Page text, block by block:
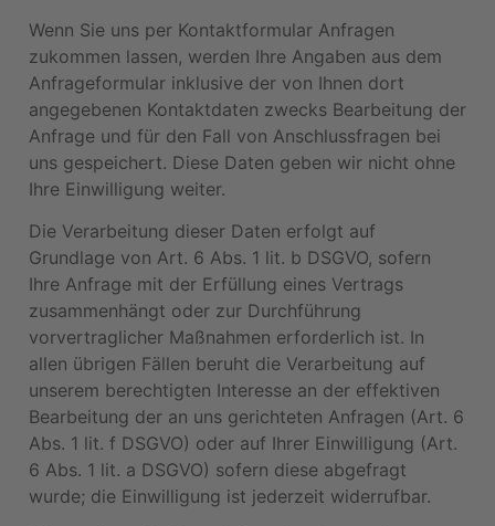
Wenn Sie uns per Kontaktformular Anfragen
zukommen lassen, werden Ihre Angaben aus dem
Anfrageformular inklusive der von Ihnen dort
angegebenen Kontaktdaten zwecks Bearbeitung der
Anfrage und für den Fall von Anschlussfragen bei
uns gespeichert. Diese Daten geben wir nicht ohne
Ihre Einwilligung weiter.
Die Verarbeitung dieser Daten erfolgt auf
Grundlage von Art. 6 Abs. 1 lit. b DSGVO, sofern
Ihre Anfrage mit der Erfüllung eines Vertrags
zusammenhängt oder zur Durchführung
vorvertraglicher Maßnahmen erforderlich ist. In
allen übrigen Fällen beruht die Verarbeitung auf
unserem berechtigten Interesse an der effektiven
Bearbeitung der an uns gerichteten Anfragen (Art. 6
Abs. 1 lit. f DSGVO) oder auf Ihrer Einwilligung (Art.
6 Abs. 1 lit. a DSGVO) sofern diese abgefragt
wurde; die Einwilligung ist jederzeit widerrufbar.